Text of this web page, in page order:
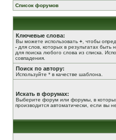
Список форумов
Ключевые слова:
Вы можете использовать + , чтобы
- для слов, которых в результатах
для поиска любого слова из списка.
совпадения.
Поиск по автору:
Используйте * в качестве шаблона.
Искать в форумах:
Выберите форум или форумы, в
производится автоматически, если вы